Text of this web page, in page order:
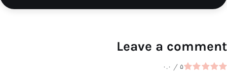
Leave a comment
۰.۰ / ۵